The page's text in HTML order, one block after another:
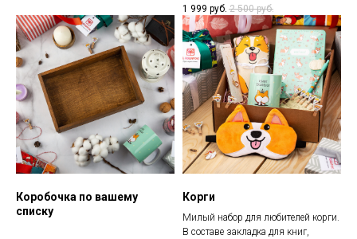
1 999 руб. 2 500 руб.
Коробочка по вашему
списку
Корги
Милый набор для любителей корги.
В составе закладка для книг,